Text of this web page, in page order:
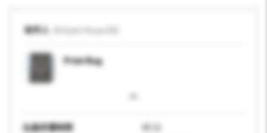
收件人
Print Rug
生產所需時間
45 日